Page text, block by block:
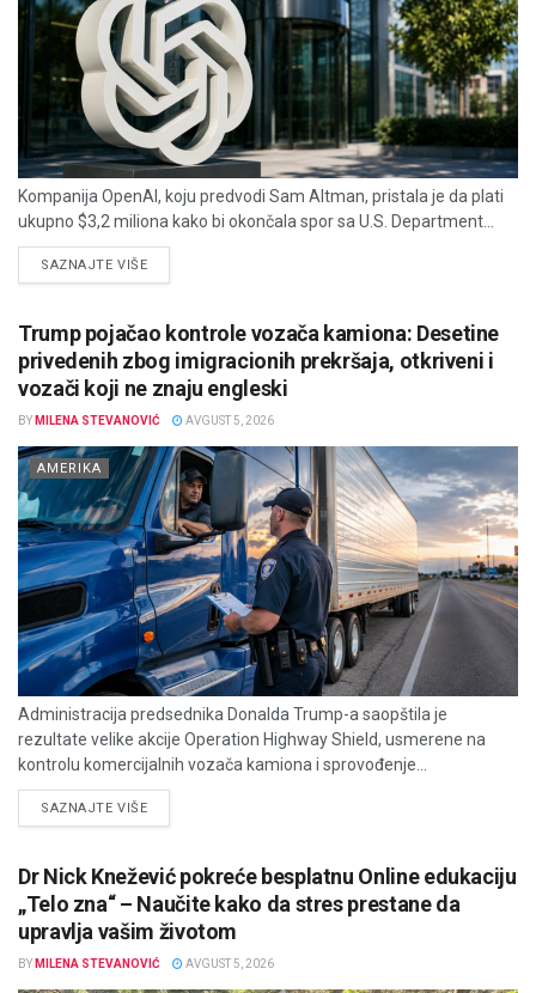
Kompanija OpenAI, koju predvodi Sam Altman, pristala je da plati
ukupno $3,2 miliona kako bi okončala spor sa U.S. Department...
SAZNAJTE VIŠEDETAILS
Trump pojačao kontrole vozača kamiona: Desetine
privedenih zbog imigracionih prekršaja, otkriveni i
vozači koji ne znaju engleski
BY MILENA STEVANOVIĆ AVGUST 5, 2026
AMERIKA
Administracija predsednika Donalda Trump-a saopštila je
rezultate velike akcije Operation Highway Shield, usmerene na
kontrolu komercijalnih vozača kamiona i sprovođenje...
SAZNAJTE VIŠEDETAILS
Dr Nick Knežević pokreće besplatnu Online edukaciju
„Telo zna“ – Naučite kako da stres prestane da
upravlja vašim životom
BY MILENA STEVANOVIĆ AVGUST 5, 2026